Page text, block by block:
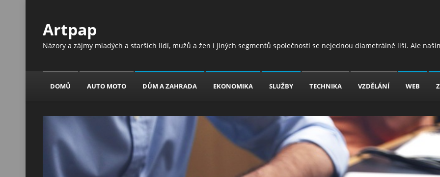
Artpap
Názory a zájmy mladých a starších lidí, mužů a žen i jiných segmentů společnosti se nejednou diametrálně liší. Ale
DOMŮ AUTO MOTO DŮM A ZAHRADA EKONOMIKA SLUŽBY TECHNIKA VZDĚLÁNÍ WEB